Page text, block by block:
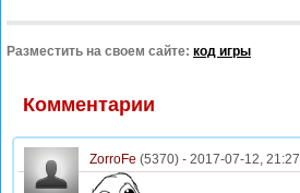
Разместить на своем сайте: код игры
Комментарии
ZorroFe (5370) - 2017-07-12, 21:27